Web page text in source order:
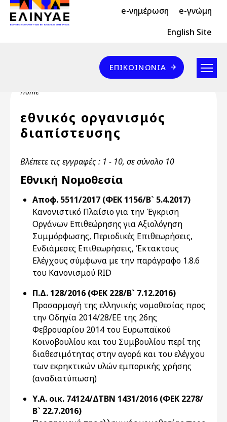
Skip to main content
Header Top 2 e-νημέρωση e-γνώμη
Header Top English Site
Επικοινωνία
ΕΠΙΚΟΙΝΩΝΊΑ
Breadcrumb
Home
εθνικός οργανισμός
διαπίστευσης
Βλέπετε τις εγγραφές : 1 - 10, σε σύνολο 10
Εθνική Νομοθεσία
Αποφ. 5511/2017 (ΦΕΚ 1156/Β` 5.4.2017)
Κανονιστικό Πλαίσιο για την Έγκριση
Οργάνων Επιθεώρησης για Αξιολόγηση
Συμμόρφωσης, Περιοδικές Επιθεωρήσεις,
Ενδιάμεσες Επιθεωρήσεις, Έκτακτους
Ελέγχους σύμφωνα με την παράγραφο 1.8.6
του Κανονισμού RID
Π.Δ. 128/2016 (ΦΕΚ 228/Β` 7.12.2016)
Προσαρμογή της ελληνικής νομοθεσίας προς
την Οδηγία 2014/28/ΕΕ της 26ης
Φεβρουαρίου 2014 του Ευρωπαϊκού
Κοινοβουλίου και του Συμβουλίου περί της
διαθεσιμότητας στην αγορά και του ελέγχου
των εκρηκτικών υλών εμπορικής χρήσης
(αναδιατύπωση)
Υ.Α. οικ. 74124/ΔΤΒΝ 1431/2016 (ΦΕΚ 2278/
Β` 22.7.2016)